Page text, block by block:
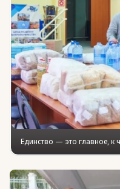
Единство — это главное, к